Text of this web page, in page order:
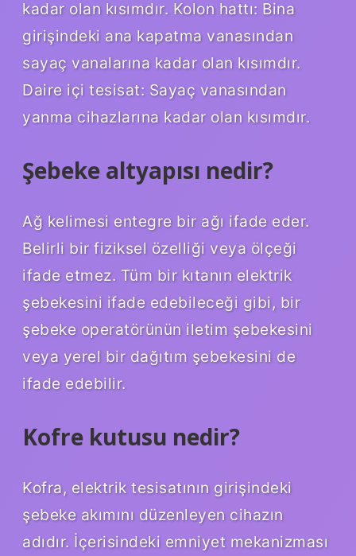
kadar olan kısımdır. Kolon hattı: Bina
girişindeki ana kapatma vanasından
sayaç vanalarına kadar olan kısımdır.
Daire içi tesisat: Sayaç vanasından
yanma cihazlarına kadar olan kısımdır.
Şebeke altyapısı nedir?
Ağ kelimesi entegre bir ağı ifade eder.
Belirli bir fiziksel özelliği veya ölçeği
ifade etmez. Tüm bir kıtanın elektrik
şebekesini ifade edebileceği gibi, bir
şebeke operatörünün iletim şebekesini
veya yerel bir dağıtım şebekesini de
ifade edebilir.
Kofre kutusu nedir?
Kofra, elektrik tesisatının girişindeki
şebeke akımını düzenleyen cihazın
adıdır. İçerisindeki emniyet mekanizması